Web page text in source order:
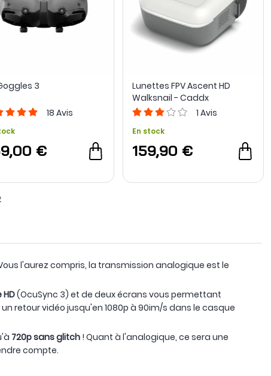
3
18 Avis
€
Lunettes FPV Ascent HD
Walksnail - Caddx
1 Avis
En stock
159,90 €
l'aurez compris, la transmission analogique est le
(OcuSync 3) et de deux écrans vous permettant
retour vidéo jusqu'en 1080p à 90im/s dans le casque
720p sans glitch ! Quant à l'analogique, ce sera une
compte.